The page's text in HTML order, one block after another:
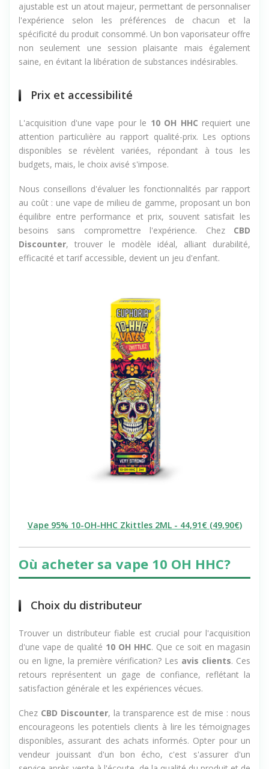
ajustable est un atout majeur, permettant de personnaliser
l'expérience selon les préférences de chacun et la
spécificité du produit consommé. Un bon vaporisateur offre
non seulement une session plaisante mais également
saine, en évitant la libération de substances indésirables.
Prix et accessibilité
L'acquisition d'une vape pour le 10 OH HHC requiert une
attention particulière au rapport qualité-prix. Les options
disponibles se révèlent variées, répondant à tous les
budgets, mais, le choix avisé s'impose.
Nous conseillons d'évaluer les fonctionnalités par rapport
au coût : une vape de milieu de gamme, proposant un bon
équilibre entre performance et prix, souvent satisfait les
besoins sans compromettre l'expérience. Chez CBD
Discounter, trouver le modèle idéal, alliant durabilité,
efficacité et tarif accessible, devient un jeu d'enfant.
Vape 95% 10-OH-HHC Zkittles 2ML - 44,91€ (49,90€)
Où acheter sa vape 10 OH HHC?
Choix du distributeur
Trouver un distributeur fiable est crucial pour l'acquisition
d'une vape de qualité 10 OH HHC. Que ce soit en magasin
ou en ligne, la première vérification? Les avis clients. Ces
retours représentent un gage de confiance, reflétant la
satisfaction générale et les expériences vécues.
Chez CBD Discounter, la transparence est de mise : nous
encourageons les potentiels clients à lire les témoignages
disponibles, assurant des achats informés. Opter pour un
vendeur jouissant d'un bon écho, c'est s'assurer d'un